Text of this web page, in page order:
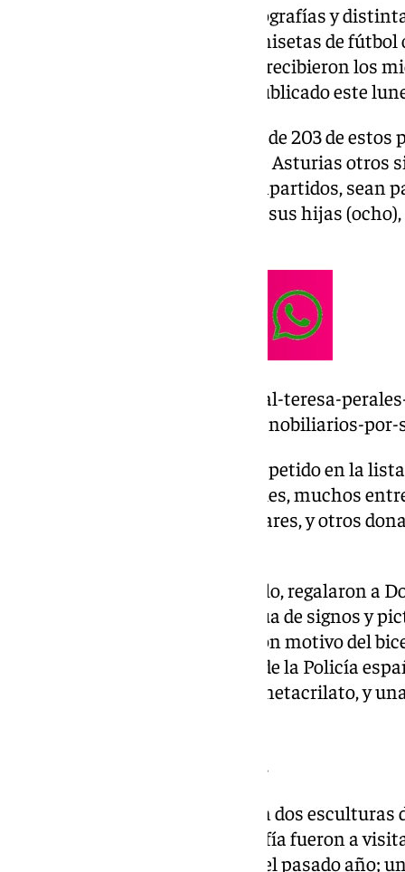
Libros, esculturas, retratos, fotografías y
complementos, incluyendo camisetas de fútbol
358 regalos institucionales que recibieron los
2024 y que la Casa del Rey ha publicado este
El Rey Felipe fue el destinatario de 203 de
Letizia recibió 88, la Princesa de Asturias otros
cuatro. El resto son regalos compartidos, sean
y sus hijas (seis), para la reina y sus hijas
https://www.101tv.es/rafa-nadal-teresa-
el-rey-felipe-vi-concede-titulos-nobiliarios-por-
Los libros son el artículo más repetido en la
centenar; algunos institucionales, muchos
Feria de Libro de Madrid o similares, y otros
El CERMI y la ONCE, por ejemplo, regalaron a
la Constitución escrito en lengua de signos y
que el Ministerio del Interior, con motivo del
los Reyes el libro «Los orígenes de la Policía
monedas conmemorativas en metacrilato, y
Entre las obras de arte destacan dos
Princesa Leonor y la Infanta Sofía fueron a
Llobregat (Barcelona) en julio del pasado año;